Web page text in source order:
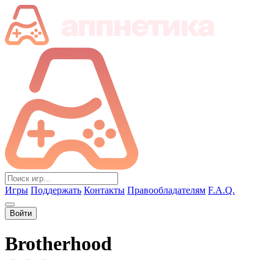
Игры Поддержать Контакты Правообладателям F.A.Q.
Войти
Brotherhood